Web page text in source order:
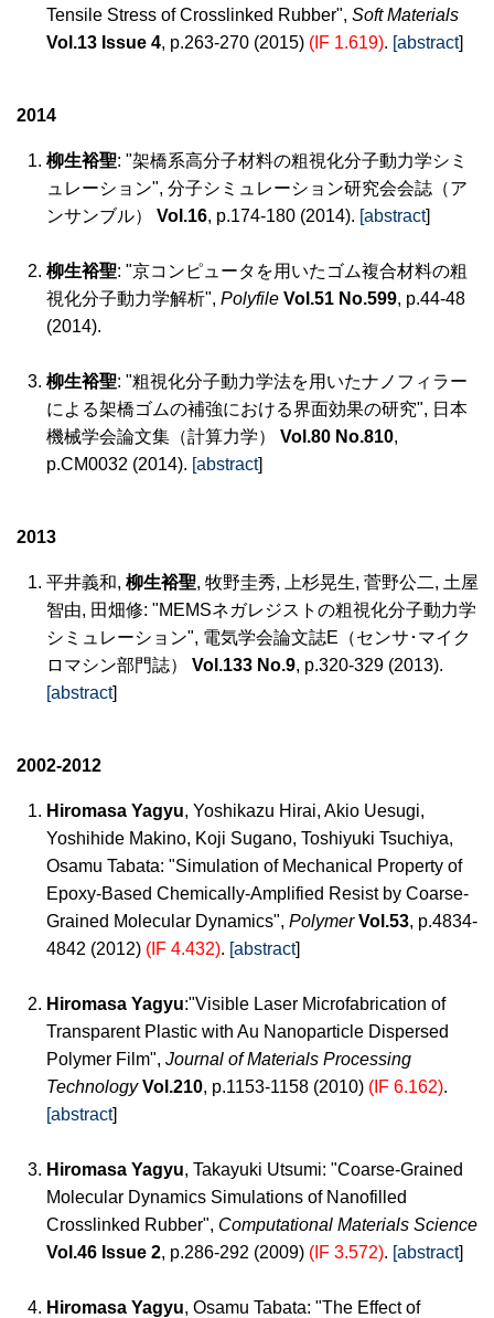
Tensile Stress of Crosslinked Rubber", Soft Materials
Vol.13 Issue 4, p.263-270 (2015) (IF 1.619). [abstract]
2014
柳生裕聖: "架橋系高分子材料の粗視化分子動力学シミ
ュレーション", 分子シミュレーション研究会会誌（ア
ンサンブル） Vol.16, p.174-180 (2014). [abstract]
柳生裕聖: "京コンピュータを用いたゴム複合材料の粗
視化分子動力学解析", Polyfile Vol.51 No.599, p.44-48
(2014).
柳生裕聖: "粗視化分子動力学法を用いたナノフィラー
による架橋ゴムの補強における界面効果の研究", 日本
機械学会論文集（計算力学） Vol.80 No.810,
p.CM0032 (2014). [abstract]
2013
平井義和, 柳生裕聖, 牧野圭秀, 上杉晃生, 菅野公二, 土屋
智由, 田畑修: "MEMSネガレジストの粗視化分子動力学
シミュレーション", 電気学会論文誌E（センサ･マイク
ロマシン部門誌） Vol.133 No.9, p.320-329 (2013).
[abstract]
2002-2012
Hiromasa Yagyu, Yoshikazu Hirai, Akio Uesugi,
Yoshihide Makino, Koji Sugano, Toshiyuki Tsuchiya,
Osamu Tabata: "Simulation of Mechanical Property of
Epoxy-Based Chemically-Amplified Resist by Coarse-
Grained Molecular Dynamics", Polymer Vol.53, p.4834-
4842 (2012) (IF 4.432). [abstract]
Hiromasa Yagyu:"Visible Laser Microfabrication of
Transparent Plastic with Au Nanoparticle Dispersed
Polymer Film", Journal of Materials Processing
Technology Vol.210, p.1153-1158 (2010) (IF 6.162).
[abstract]
Hiromasa Yagyu, Takayuki Utsumi: "Coarse-Grained
Molecular Dynamics Simulations of Nanofilled
Crosslinked Rubber", Computational Materials Science
Vol.46 Issue 2, p.286-292 (2009) (IF 3.572). [abstract]
Hiromasa Yagyu, Osamu Tabata: "The Effect of